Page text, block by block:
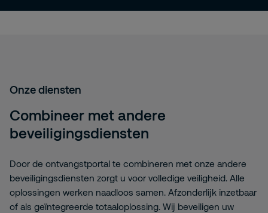
Onze diensten
Combineer met andere
beveiligingsdiensten
Door de ontvangstportal te combineren met onze andere
beveiligingsdiensten zorgt u voor volledige veiligheid. Alle
oplossingen werken naadloos samen. Afzonderlijk inzetbaar
of als geïntegreerde totaaloplossing. Wij beveiligen uw